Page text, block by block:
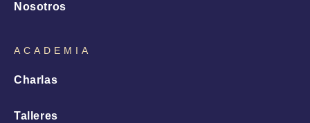
Nosotros
ACADEMIA
Charlas
Talleres